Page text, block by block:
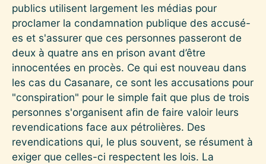
publics utilisent largement les médias pour
proclamer la condamnation publique des accusé-
es et s'assurer que ces personnes passeront de
deux à quatre ans en prison avant d’être
innocentées en procès. Ce qui est nouveau dans
les cas du Casanare, ce sont les accusations pour
"conspiration" pour le simple fait que plus de trois
personnes s'organisent afin de faire valoir leurs
revendications face aux pétrolières. Des
revendications qui, le plus souvent, se résument à
exiger que celles-ci respectent les lois. La